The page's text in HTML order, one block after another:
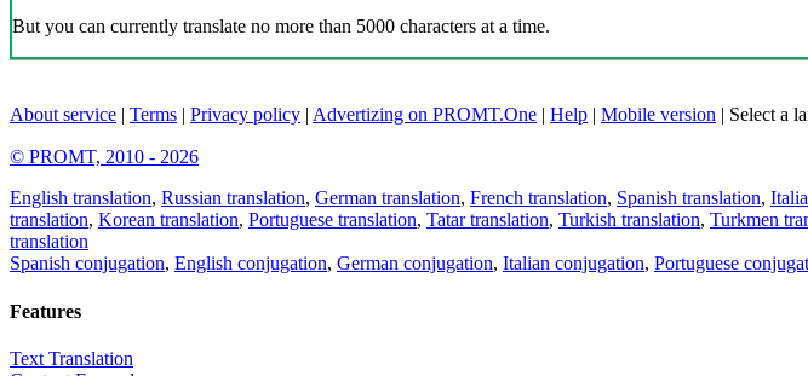
But you can currently translate no more than 5000 characters at a time.
About service | Terms | Privacy policy | Advertizing on PROMT.One | Help | Mobile version | Select a
© PROMT, 2010 - 2026
English translation, Russian translation, German translation, French translation, Spanish translation,
translation, Korean translation, Portuguese translation, Tatar translation, Turkish translation, Turkmen
translation
Spanish conjugation, English conjugation, German conjugation, Italian conjugation, Portuguese
Features
Text Translation